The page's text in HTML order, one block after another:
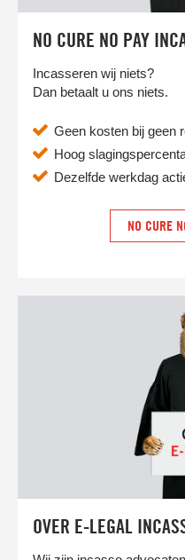
NO CURE NO PAY
Incasseren wij niets?
Dan betaalt u ons niets.
Geen kosten bij geen
Hoog
Dezelfde werkdag
NO CURE
OVER E-LEGAL